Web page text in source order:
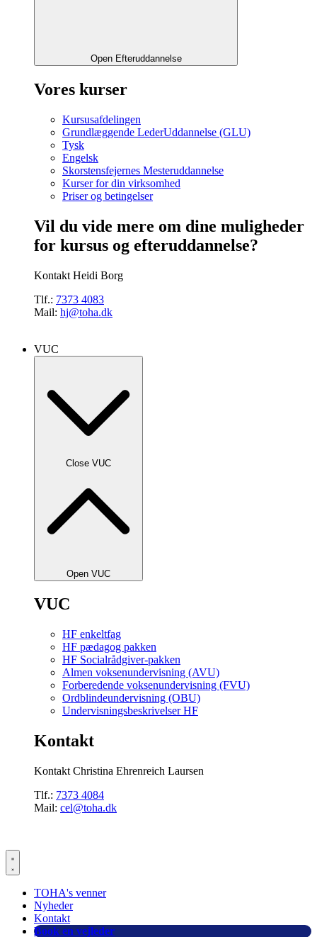
Open Efteruddannelse
Vores kurser
Kursusafdelingen
Grundlæggende LederUddannelse (GLU)
Tysk
Engelsk
Skorstensfejernes Mesteruddannelse
Kurser for din virksomhed
Priser og betingelser
Vil du vide mere om dine muligheder
for kursus og efteruddannelse?
Kontakt Heidi Borg
Tlf.: 7373 4083
Mail: hj@toha.dk
VUC
Close VUC
Open VUC
VUC
HF enkeltfag
HF pædagog pakken
HF Socialrådgiver-pakken
Almen voksenundervisning (AVU)
Forberedende voksenundervisning (FVU)
Ordblindeundervisning (OBU)
Undervisningsbeskrivelser HF
Kontakt
Kontakt Christina Ehrenreich Laursen
Tlf.: 7373 4084
Mail: cel@toha.dk
TOHA's venner
Nyheder
Kontakt
Book en vejleder